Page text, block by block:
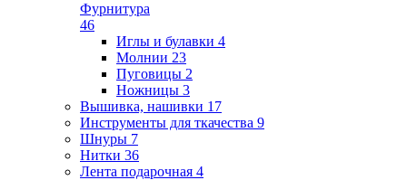
Фурнитура
46
Иглы и булавки 4
Молнии 23
Пуговицы 2
Ножницы 3
Вышивка, нашивки 17
Инструменты для ткачества 9
Шнуры 7
Нитки 36
Лента подарочная 4